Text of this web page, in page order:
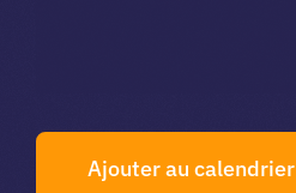
Ajouter au calendrier